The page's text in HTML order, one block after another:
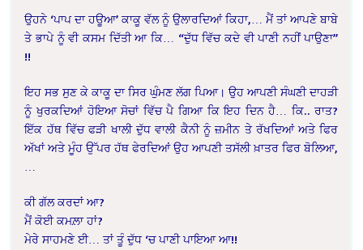
ਉਹਨੇ ‘ਪਾਪ ਦਾ ਹਊਆ’ ਕਾਕੂ ਵੱਲ ਨੂੰ ਉਲਾਰਦਿਆਂ ਕਿਹਾ,… ਮੈਂ ਤਾਂ ਆਪਣੇ ਬਾਬੇ
ਤੇ ਭਾਪੇ ਨੂੰ ਵੀ ਕਸਮ ਦਿੱਤੀ ਆ ਕਿ… “ਦੁੱਧ ਵਿੱਚ ਕਦੇ ਵੀ ਪਾਣੀ ਨਹੀਂ ਪਾਉਣਾ”
!!
ਇਹ ਸਭ ਸੁਣ ਕੇ ਕਾਕੂ ਦਾ ਸਿਰ ਘੁੰਮਣ ਲੱਗ ਪਿਆ। ਉਹ ਆਪਣੀ ਸੰਘਣੀ ਦਾਹੜੀ
ਨੂੰ ਖੁਰਕਦਿਆਂ ਹੋਇਆ ਸੋਚਾਂ ਵਿੱਚ ਪੈ ਗਿਆ ਕਿ ਇਹ ਦਿਨ ਹੈ… ਕਿ.. ਰਾਤ?
ਇੱਕ ਹੱਥ ਵਿੱਚ ਫੜੀ ਖਾਲੀ ਦੁੱਧ ਵਾਲੀ ਕੈਨੀ ਨੂੰ ਜ਼ਮੀਨ ਤੇ ਰੱਖਦਿਆਂ ਅਤੇ ਫਿਰ
ਅੱਖਾਂ ਅਤੇ ਮੂੰਹ ਉੱਪਰ ਹੱਥ ਫੇਰਦਿਆਂ ਉਹ ਆਪਣੀ ਤਸੱਲੀ ਖ਼ਾਤਰ ਫਿਰ ਬੋਲਿਆ,
ਕੀ ਗੱਲ ਕਰਦਾਂ ਆ?
ਮੈਂ ਕੋਈ ਕਮਲ਼ਾ ਹਾਂ?
ਮੇਰੇ ਸਾਹਮਣੇ ਈ… ਤਾਂ ਤੂੰ ਦੁੱਧ ‘ਚ ਪਾਣੀ ਪਾਇਆ ਆ!!